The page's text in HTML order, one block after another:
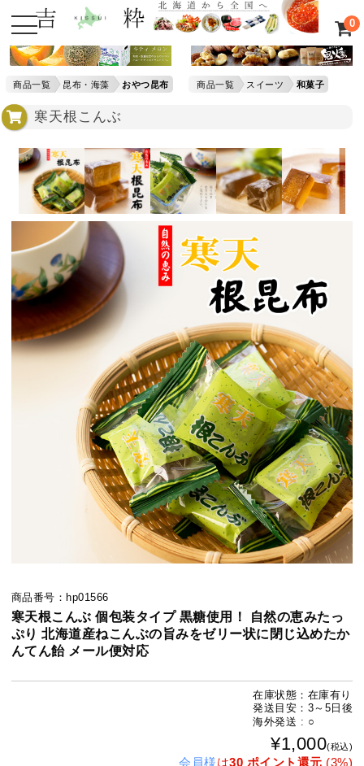
0
商品一覧 昆布・海藻 おやつ昆布 商品一覧 スイーツ 和菓子
寒天根こんぶ
商品番号：hp01566
寒天根こんぶ 個包装タイプ 黒糖使用！ 自然の恵みたっ
ぷり 北海道産ねこんぶの旨みをゼリー状に閉じ込めたか
んてん飴 メール便対応
在庫状態：在庫有り
発送目安：3～5日後
海外発送 : ○
¥1,000(税込)
会員様は30 ポイント還元 (3%)